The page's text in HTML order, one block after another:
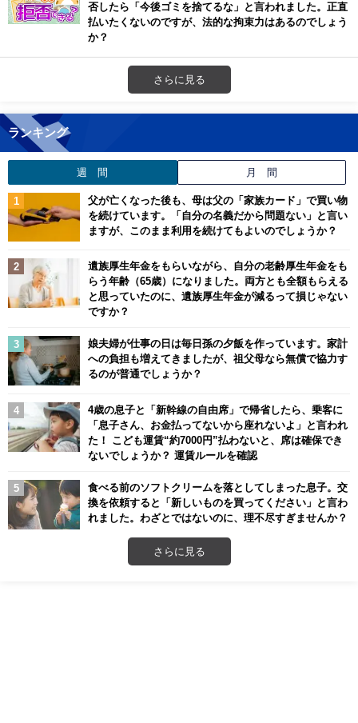
否したら「今後ゴミを捨てるな」と言われました。正直
払いたくないのですが、法的な拘束力はあるのでしょう
か？
さらに見る
ランキング
週 間 月 間
父が亡くなった後も、母は父の「家族カード」で買い物
を続けています。「自分の名義だから問題ない」と言い
ますが、このまま利用を続けてもよいのでしょうか？
遺族厚生年金をもらいながら、自分の老齢厚生年金をも
らう年齢（65歳）になりました。両方とも全額もらえる
と思っていたのに、遺族厚生年金が減るって損じゃない
ですか？
娘夫婦が仕事の日は毎日孫の夕飯を作っています。家計
への負担も増えてきましたが、祖父母なら無償で協力す
るのが普通でしょうか？
4歳の息子と「新幹線の自由席」で帰省したら、乗客に
「息子さん、お金払ってないから座れないよ」と言われ
た！ こども運賃“約7000円”払わないと、席は確保でき
ないでしょうか？ 運賃ルールを確認
食べる前のソフトクリームを落としてしまった息子。交
換を依頼すると「新しいものを買ってください」と言わ
れました。わざとではないのに、理不尽すぎませんか？
さらに見る